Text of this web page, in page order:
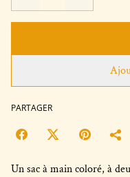
PARTAGER
Un sac à main coloré, à